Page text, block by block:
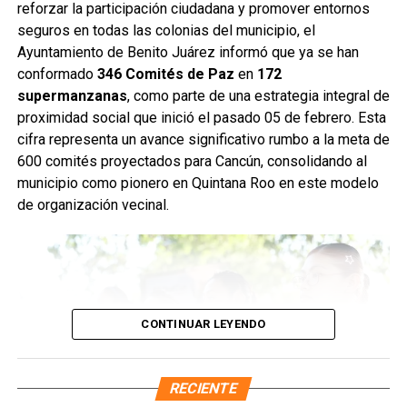
de las supermanzanas 213 y 235, donde personal de
Servicios Públicos retiró basura vegetal, tierra y otros
desechos que obstruyen el flujo pluvial. En la
Supermanzana 235 se complementó la jornada con una
brigada de descacharrización para evitar la formación de
basureros clandestinos y promover la correcta
disposición de muebles, electrodomésticos y llantas.
Fuente: 5to Poder Agencia de Noticias
reforzar la participación ciudadana y promover entornos
seguros en todas las colonias del municipio, el
Ayuntamiento de Benito Juárez informó que ya se han
conformado 346 Comités de Paz en 172
supermanzanas, como parte de una estrategia integral de
proximidad social que inició el pasado 05 de febrero. Esta
cifra representa un avance significativo rumbo a la meta de
600 comités proyectados para Cancún, consolidando al
municipio como pionero en Quintana Roo en este modelo
de organización vecinal.
CONTINUAR LEYENDO
RECIENTE